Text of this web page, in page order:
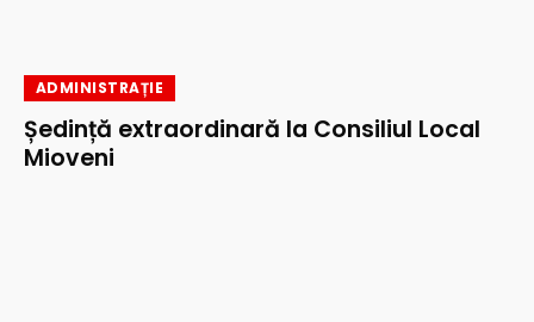
ADMINISTRAȚIE
Ședință extraordinară la Consiliul Local
Mioveni